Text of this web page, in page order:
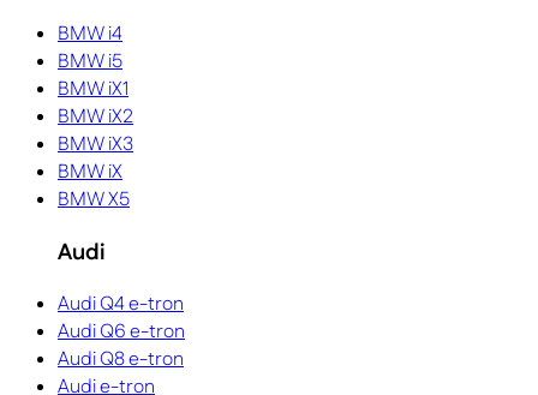
BMW i4
BMW i5
BMW iX1
BMW iX2
BMW iX3
BMW iX
BMW X5
Audi
Audi Q4 e-tron
Audi Q6 e-tron
Audi Q8 e-tron
Audi e-tron